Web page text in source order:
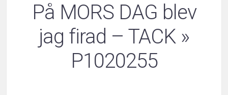
På MORS DAG blev
jag firad – TACK »
P1020255